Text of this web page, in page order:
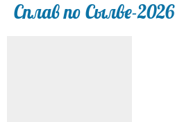
Сплав по Сылве-2026